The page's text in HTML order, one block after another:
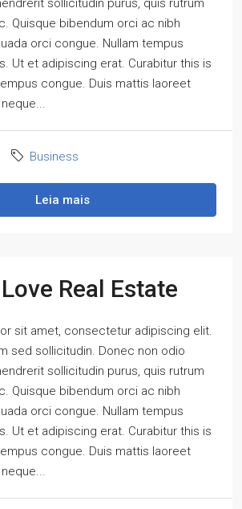
sollicitudin purus, quis rutrum
Quisque bibendum orci ac nibh
orci congue. Nullam tempus
Ut et adipiscing erat. Curabitur this is
congue. Duis mattis laoreet
Business
Leia mais
Real Estate
sit amet, consectetur adipiscing elit.
sed sollicitudin. Donec non odio
sollicitudin purus, quis rutrum
Quisque bibendum orci ac nibh
orci congue. Nullam tempus
Ut et adipiscing erat. Curabitur this is
congue. Duis mattis laoreet